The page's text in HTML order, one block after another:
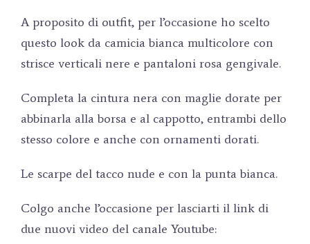
A proposito di outfit, per l’occasione ho scelto
questo look da camicia bianca multicolore con
strisce verticali nere e pantaloni rosa gengivale.
Completa la cintura nera con maglie dorate per
abbinarla alla borsa e al cappotto, entrambi dello
stesso colore e anche con ornamenti dorati.
Le scarpe del tacco nude e con la punta bianca.
Colgo anche l’occasione per lasciarti il ​​link di
due nuovi video del canale Youtube: